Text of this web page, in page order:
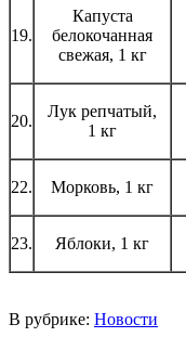
19.
Капуста
белокочанная
свежая, 1 кг
20.
Лук репчатый,
1 кг
22. Морковь, 1 кг
23. Яблоки, 1 кг
В рубрике: Новости